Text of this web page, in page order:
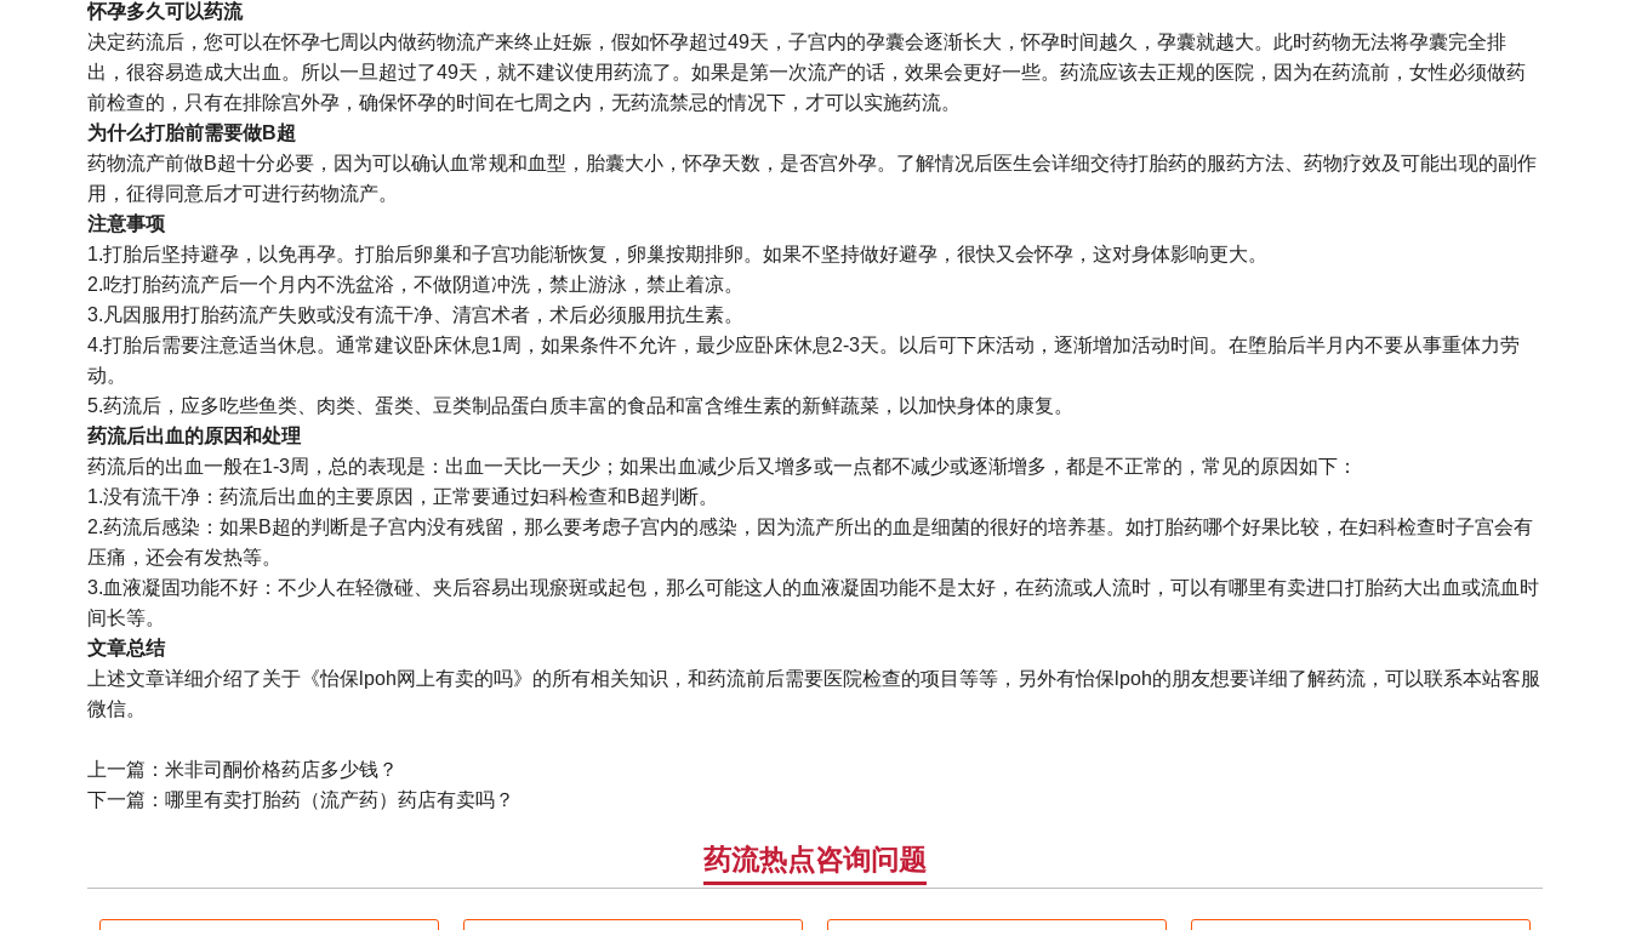
怀孕多久可以药流
决定药流后，您可以在怀孕七周以内做药物流产来终止妊娠，假如怀孕超过49天，子宫内的孕囊会逐渐长大，怀孕时间越久，孕囊就越大。此时药物无法将孕囊完全排
出，很容易造成大出血。所以一旦超过了49天，就不建议使用药流了。如果是第一次流产的话，效果会更好一些。药流应该去正规的医院，因为在药流前，女性必须做药
前检查的，只有在排除宫外孕，确保怀孕的时间在七周之内，无药流禁忌的情况下，才可以实施药流。
为什么打胎前需要做B超
药物流产前做B超十分必要，因为可以确认血常规和血型，胎囊大小，怀孕天数，是否宫外孕。了解情况后医生会详细交待打胎药的服药方法、药物疗效及可能出现的副作
用，征得同意后才可进行药物流产。
注意事项
1.打胎后坚持避孕，以免再孕。打胎后卵巢和子宫功能渐恢复，卵巢按期排卵。如果不坚持做好避孕，很快又会怀孕，这对身体影响更大。
2.吃打胎药流产后一个月内不洗盆浴，不做阴道冲洗，禁止游泳，禁止着凉。
3.凡因服用打胎药流产失败或没有流干净、清宫术者，术后必须服用抗生素。
4.打胎后需要注意适当休息。通常建议卧床休息1周，如果条件不允许，最少应卧床休息2-3天。以后可下床活动，逐渐增加活动时间。在堕胎后半月内不要从事重体力劳
动。
5.药流后，应多吃些鱼类、肉类、蛋类、豆类制品蛋白质丰富的食品和富含维生素的新鲜蔬菜，以加快身体的康复。
药流后出血的原因和处理
药流后的出血一般在1-3周，总的表现是：出血一天比一天少；如果出血减少后又增多或一点都不减少或逐渐增多，都是不正常的，常见的原因如下：
1.没有流干净：药流后出血的主要原因，正常要通过妇科检查和B超判断。
2.药流后感染：如果B超的判断是子宫内没有残留，那么要考虑子宫内的感染，因为流产所出的血是细菌的很好的培养基。如打胎药哪个好果比较，在妇科检查时子宫会有
压痛，还会有发热等。
3.血液凝固功能不好：不少人在轻微碰、夹后容易出现瘀斑或起包，那么可能这人的血液凝固功能不是太好，在药流或人流时，可以有哪里有卖进口打胎药大出血或流血时
间长等。
文章总结
上述文章详细介绍了关于《怡保lpoh网上有卖的吗》的所有相关知识，和药流前后需要医院检查的项目等等，另外有怡保lpoh的朋友想要详细了解药流，可以联系本站客服
微信。
上一篇： 米非司酮价格药店多少钱？
下一篇： 哪里有卖打胎药（流产药）药店有卖吗？
药流热点咨询问题